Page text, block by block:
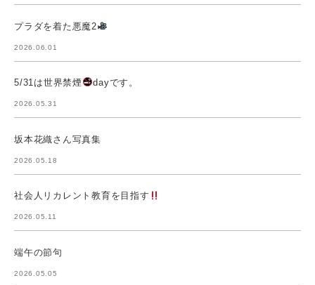
プラダを着た悪魔2
2026.06.01
5/31は世界禁煙 dayです。
2026.05.31
坂本花織さん写真集
2026.05.18
社会人リカレント教育を目指す
2026.05.11
端午の節句
2026.05.05